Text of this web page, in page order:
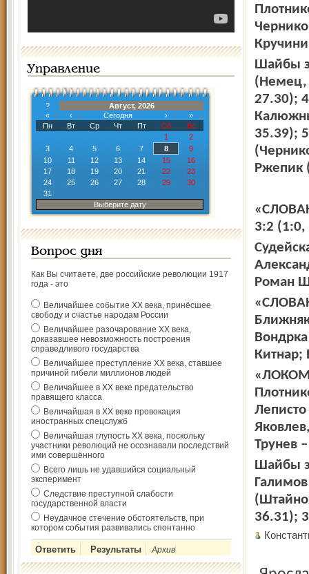
Управление
?
Август, 2026
«
‹ Сегодня ›
»
Пн
Вт Ср Чт Пт Сб
Вс
1
2
3
4 5 6 7 8
9
10
11 12 13 14 15
16
17
18 19 20 21 22
23
24
25 26 27 28 29
30
31
Выберите дату
Вопрос дня
Как Вы считаете, две российские революции 1917
года - это
Величайшее событие ХХ века, принёсшее
свободу и счастье народам России
Величайшее разочарование ХХ века,
доказавшее невозможность построения
справедливого государства
Величайшее преступление ХХ века, ставшее
причиной гибели миллионов людей
Величайшее в ХХ веке предательство
правящего класса
Величайшая в ХХ веке провокация
иностранных спецслужб
Величайшая глупость ХХ века, поскольку
участники революций не осознавали последствий
ими совершённого
Всего лишь не удавшийся социальный
эксперимент
Следствие преступной слабости
государственной власти
Неудачное стечение обстоятельств, при
котором события развивались спонтанно
Архив
Шайбы
(Немец,
27.30);
35.39);
Ржепик
3:2 (1:0,
Роман
Трунев
Шайбы
36.31);